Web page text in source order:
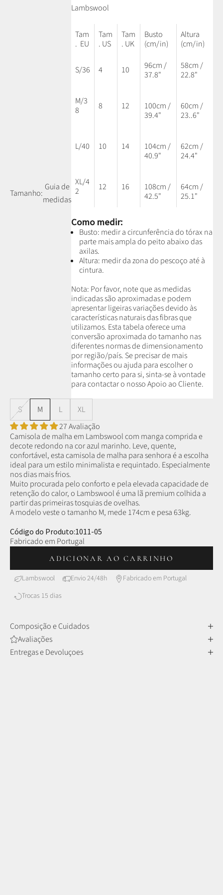
Tamanho:
Guia de
medidas
Lambswool
Tam
. EU
Tam
. US
Tam
. UK
Busto
(cm/in)
Altura
(cm/in)
S/36 4 10
96cm /
37.8"
58cm /
22.8"
M/3
8
8 12
100cm /
39.4"
60cm /
23..6"
L/40 10 14
104cm /
40.9"
62cm /
24.4"
XL/4
2
12 16
108cm /
42.5"
64cm /
25.1"
Como medir:
Busto: medir a circunferência do tórax na
parte mais ampla do peito abaixo das
axilas.
Altura: medir da zona do pescoço até à
cintura.
Nota: Por favor, note que as medidas
indicadas são aproximadas e podem
apresentar ligeiras variações devido às
características naturais das fibras que
utilizamos. Esta tabela oferece uma
conversão aproximada do tamanho nas
diferentes normas de dimensionamento
por região/país. Se precisar de mais
informações ou ajuda para escolher o
tamanho certo para si, sinta-se à vontade
para contactar o nosso Apoio ao Cliente.
S M L
XL
27 Avaliação
Camisola de malha em Lambswool com manga comprida e
decote redondo na cor azul marinho. Leve, quente,
confortável, esta camisola de malha para senhora é a escolha
ideal para um estilo minimalista e requintado. Especialmente
nos dias mais frios.
Muito procurada pelo conforto e pela elevada capacidade de
retenção do calor, o Lambswool é uma lã premium colhida a
partir das primeiras tosquias de ovelhas.
A modelo veste o tamanho M, mede 174cm e pesa 63kg.
Código do Produto:1011-05
Fabricado em Portugal
ADICIONAR AO CARRINHO
Lambswool Envio 24/48h
Fabricado em Portugal
Trocas 15 dias
Composição e Cuidados
Avaliações
Entregas e Devoluçoes